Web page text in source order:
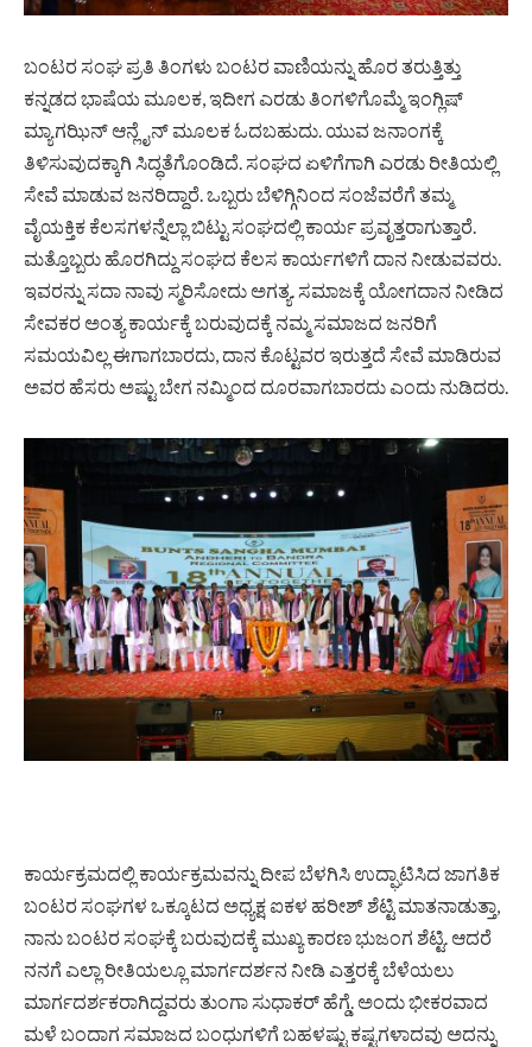
ಬಂಟರ ಸಂಘ ಪ್ರತಿ ತಿಂಗಳು ಬಂಟರ ವಾಣಿಯನ್ನು ಹೊರ ತರುತ್ತಿತ್ತು
ಕನ್ನಡದ ಭಾಷೆಯ ಮೂಲಕ, ಇದೀಗ ಎರಡು ತಿಂಗಳಿಗೊಮ್ಮೆ ಇಂಗ್ಲಿಷ್
ಮ್ಯಾಗಝಿನ್ ಆನ್ಲೈನ್ ಮೂಲಕ ಓದಬಹುದು. ಯುವ ಜನಾಂಗಕ್ಕೆ
ತಿಳಿಸುವುದಕ್ಕಾಗಿ ಸಿದ್ಧತೆಗೊಂಡಿದೆ. ಸಂಘದ ಏಳಿಗೆಗಾಗಿ ಎರಡು ರೀತಿಯಲ್ಲಿ
ಸೇವೆ ಮಾಡುವ ಜನರಿದ್ದಾರೆ. ಒಬ್ಬರು ಬೆಳಿಗ್ಗಿನಿಂದ ಸಂಜೆವರೆಗೆ ತಮ್ಮ
ವೈಯಕ್ತಿಕ ಕೆಲಸಗಳನ್ನೆಲ್ಲಾ ಬಿಟ್ಟು ಸಂಘದಲ್ಲಿ ಕಾರ್ಯ ಪ್ರವೃತ್ತರಾಗುತ್ತಾರೆ.
ಮತ್ತೊಬ್ಬರು ಹೊರಗಿದ್ದು ಸಂಘದ ಕೆಲಸ ಕಾರ್ಯಗಳಿಗೆ ದಾನ ನೀಡುವವರು.
ಇವರನ್ನು ಸದಾ ನಾವು ಸ್ಮರಿಸೋದು ಅಗತ್ಯ. ಸಮಾಜಕ್ಕೆ ಯೋಗದಾನ ನೀಡಿದ
ಸೇವಕರ ಅಂತ್ಯ ಕಾರ್ಯಕ್ಕೆ ಬರುವುದಕ್ಕೆ ನಮ್ಮ ಸಮಾಜದ ಜನರಿಗೆ
ಸಮಯವಿಲ್ಲ ಈಗಾಗಬಾರದು, ದಾನ ಕೊಟ್ಟವರ ಇರುತ್ತದೆ ಸೇವೆ ಮಾಡಿರುವ
ಅವರ ಹೆಸರು ಅಷ್ಟು ಬೇಗ ನಮ್ಮಿಂದ ದೂರವಾಗಬಾರದು ಎಂದು ನುಡಿದರು.
ಕಾರ್ಯಕ್ರಮದಲ್ಲಿ ಕಾರ್ಯಕ್ರಮವನ್ನು ದೀಪ ಬೆಳಗಿಸಿ ಉದ್ಘಾಟಿಸಿದ ಜಾಗತಿಕ
ಬಂಟರ ಸಂಘಗಳ ಒಕ್ಕೂಟದ ಅಧ್ಯಕ್ಷ ಐಕಳ ಹರೀಶ್ ಶೆಟ್ಟಿ ಮಾತನಾಡುತ್ತಾ,
ನಾನು ಬಂಟರ ಸಂಘಕ್ಕೆ ಬರುವುದಕ್ಕೆ ಮುಖ್ಯ ಕಾರಣ ಭುಜಂಗ ಶೆಟ್ಟಿ. ಆದರೆ
ನನಗೆ ಎಲ್ಲಾ ರೀತಿಯಲ್ಲೂ ಮಾರ್ಗದರ್ಶನ ನೀಡಿ ಎತ್ತರಕ್ಕೆ ಬೆಳೆಯಲು
ಮಾರ್ಗದರ್ಶಕರಾಗಿದ್ದವರು ತುಂಗಾ ಸುಧಾಕರ್ ಹೆಗ್ಡೆ. ಅಂದು ಭೀಕರವಾದ
ಮಳೆ ಬಂದಾಗ ಸಮಾಜದ ಬಂಧುಗಳಿಗೆ ಬಹಳಷ್ಟು ಕಷ್ಟಗಳಾದವು ಅದನ್ನು